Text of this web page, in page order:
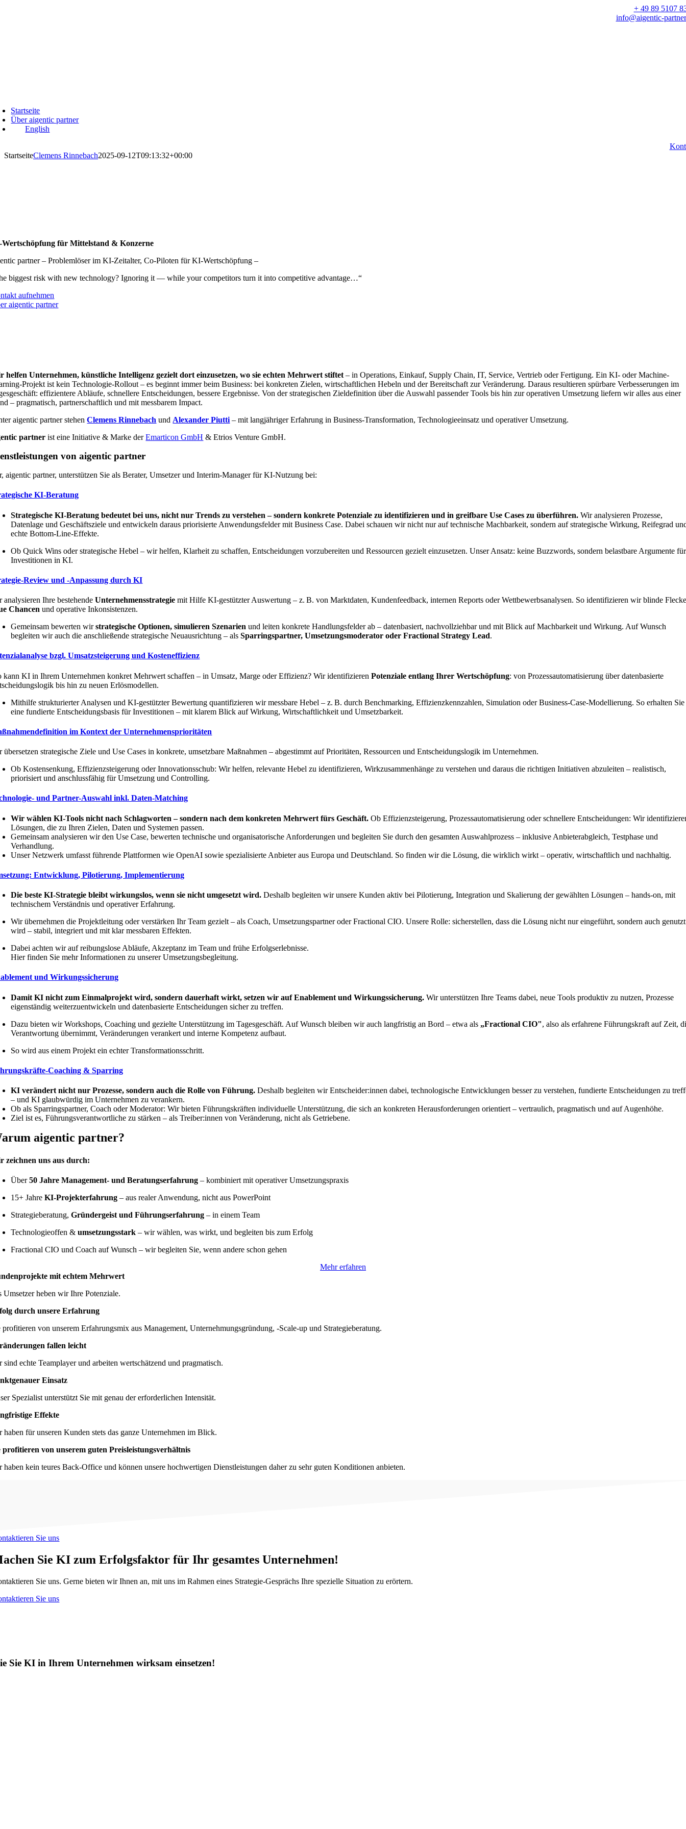
+ 49 89 5107
info@aigentic-
Startseite
Über aigentic partner
English
StartseiteClemens Rinnebach2025-09-12T09:13:32+00:00
für Mittelstand & Konzerne
partner – Problemlöser im KI-Zeitalter, Co-Piloten für KI-Wertschöpfung –
biggest risk with new technology? Ignoring it — while your competitors turn it into competitive advantage…“
aufnehmen
aigentic partner
helfen Unternehmen, künstliche Intelligenz gezielt dort einzusetzen, wo sie echten Mehrwert stiftet– in Operations, Einkauf, Supply Chain, IT, Service, Vertrieb oder Fertigung. Ein KI- oder Machine-
Projekt ist kein Technologie-Rollout – es beginnt immer beim Business: bei konkreten Zielen, wirtschaftlichen Hebeln und der Bereitschaft zur Veränderung. Daraus resultieren spürbare Verbesserungen im
effizientere Abläufe, schnellere Entscheidungen, bessere Ergebnisse. Von der strategischen Zieldefinition über die Auswahl passender Tools bis hin zur operativen Umsetzung liefern wir alles aus einer
– pragmatisch, partnerschaftlich und mit messbarem Impact.
aigentic partner stehenClemens Rinnebach und Alexander Piutti – mit langjähriger Erfahrung in Business-Transformation, Technologieeinsatz und operativer Umsetzung.
partner ist eine Initiative & Marke derEmarticon GmbH & Etrios Venture GmbH.
von aigentic partner
aigentic partner,unterstützen Sie als Berater, Umsetzer und Interim-Manager für KI-Nutzung bei:
KI-Beratung
Strategische KI-Beratung bedeutet bei uns, nicht nur Trends zu verstehen – sondern konkrete Potenziale zu identifizieren und in greifbare Use Cases zu überführen. Wir analysieren Prozesse,
Datenlage und Geschäftsziele und entwickeln daraus priorisierte Anwendungsfelder mit Business Case. Dabei schauen wir nicht nur auf technische Machbarkeit, sondern auf strategische Wirkung, Reifegrad
echte Bottom-Line-Effekte.
Ob Quick Wins oder strategische Hebel – wir helfen, Klarheit zu schaffen, Entscheidungen vorzubereiten und Ressourcen gezielt einzusetzen. Unser Ansatz: keine Buzzwords, sondern belastbare Argumente für
Investitionen in KI.
Review und -Anpassung durch KI
analysieren Ihre bestehendeUnternehmensstrategie mit Hilfe KI-gestützter Auswertung – z. B. von Marktdaten, Kundenfeedback, internen Reports oder Wettbewerbsanalysen. So identifizieren wir blinde
Chancen und operative Inkonsistenzen.
Gemeinsam bewerten wirstrategische Optionen, simulieren Szenarien und leiten konkrete Handlungsfelder ab – datenbasiert, nachvollziehbar und mit Blick auf Machbarkeit und Wirkung. Auf Wunsch
begleiten wir auch die anschließende strategische Neuausrichtung – alsSparringspartner, Umsetzungsmoderator oder Fractional Strategy Lead.
bzgl. Umsatzsteigerung und Kosteneffizienz
kann KI in Ihrem Unternehmen konkret Mehrwert schaffen – in Umsatz, Marge oder Effizienz? Wir identifizierenPotenziale entlang Ihrer Wertschöpfung: von Prozessautomatisierung über datenbasierte
bis hin zu neuen Erlösmodellen.
Mithilfe strukturierter Analysen und KI-gestützter Bewertung quantifizieren wir messbare Hebel – z. B. durch Benchmarking, Effizienzkennzahlen, Simulation oder Business-Case-Modellierung. So erhalten Sie
eine fundierte Entscheidungsbasis für Investitionen – mit klarem Blick auf Wirkung, Wirtschaftlichkeit und Umsetzbarkeit.
im Kontext der Unternehmensprioritäten
übersetzen strategische Ziele und Use Cases in konkrete, umsetzbare Maßnahmen – abgestimmt auf Prioritäten, Ressourcen und Entscheidungslogik im Unternehmen.
Ob Kostensenkung, Effizienzsteigerung oder Innovationsschub: Wir helfen, relevante Hebel zu identifizieren, Wirkzusammenhänge zu verstehen und daraus die richtigen Initiativen abzuleiten – realistisch,
priorisiert und anschlussfähig für Umsetzung und Controlling.
und Partner-Auswahl inkl. Daten-Matching
Wir wählen KI-Tools nicht nach Schlagworten – sondern nach dem konkreten Mehrwert fürs Geschäft. Ob Effizienzsteigerung, Prozessautomatisierung oder schnellere Entscheidungen: Wir
Lösungen, die zu Ihren Zielen, Daten und Systemen passen.
Gemeinsam analysieren wir den Use Case, bewerten technische und organisatorische Anforderungen und begleiten Sie durch den gesamten Auswahlprozess – inklusive Anbieterabgleich, Testphase und
Verhandlung.
Unser Netzwerk umfasst führende Plattformen wie OpenAI sowie spezialisierte Anbieter aus Europa und Deutschland. So finden wir die Lösung, die wirklich wirkt – operativ, wirtschaftlich und nachhaltig.
Entwicklung, Pilotierung, Implementierung
Die beste KI-Strategie bleibt wirkungslos, wenn sie nicht umgesetzt wird. Deshalb begleiten wir unsere Kunden aktiv bei Pilotierung, Integration und Skalierung der gewählten Lösungen – hands-on, mit
technischem Verständnis und operativer Erfahrung.
Wir übernehmen die Projektleitung oder verstärken Ihr Team gezielt – als Coach, Umsetzungspartner oder Fractional CIO. Unsere Rolle: sicherstellen, dass die Lösung nicht nur eingeführt, sondern auch genutzt
wird – stabil, integriert und mit klar messbaren Effekten.
Dabei achten wir auf reibungslose Abläufe, Akzeptanz im Team und frühe Erfolgserlebnisse.
Hier finden Sie mehr Informationen zu unserer Umsetzungsbegleitung.
und Wirkungssicherung
Damit KI nicht zum Einmalprojekt wird, sondern dauerhaft wirkt, setzen wir auf Enablement und Wirkungssicherung. Wir unterstützen Ihre Teams dabei, neue Tools produktiv zu nutzen, Prozesse
eigenständig weiterzuentwickeln und datenbasierte Entscheidungen sicher zu treffen.
Dazu bieten wir Workshops, Coaching und gezielte Unterstützung im Tagesgeschäft. Auf Wunsch bleiben wir auch langfristig an Bord – etwa als „Fractional CIO", also als erfahrene Führungskraft auf Zeit,
Verantwortung übernimmt, Veränderungen verankert und interne Kompetenz aufbaut.
So wird aus einem Projekt ein echter Transformationsschritt.
Coaching & Sparring
KI verändert nicht nur Prozesse, sondern auch die Rolle von Führung. Deshalb begleiten wir Entscheider:innen dabei, technologische Entwicklungen besser zu verstehen, fundierte Entscheidungen zu
– und KI glaubwürdig im Unternehmen zu verankern.
Ob als Sparringspartner, Coach oder Moderator: Wir bieten Führungskräften individuelle Unterstützung, die sich an konkreten Herausforderungen orientiert – vertraulich, pragmatisch und auf Augenhöhe.
Ziel ist es, Führungsverantwortliche zu stärken – als Treiber:innen von Veränderung, nicht als Getriebene.
aigentic partner?
zeichnen uns aus durch:
Über50 Jahre Management- und Beratungserfahrung – kombiniert mit operativer Umsetzungspraxis
15+ JahreKI-Projekterfahrung – aus realer Anwendung, nicht aus PowerPoint
Strategieberatung,Gründergeist und Führungserfahrung – in einem Team
Technologieoffen &umsetzungsstark – wir wählen, was wirkt, und begleiten bis zum Erfolg
Fractional CIO und Coach auf Wunsch – wir begleiten Sie, wenn andere schon gehen
Mehr erfahren
mit echtem Mehrwert
Umsetzer heben wir Ihre Potenziale.
durch unsere Erfahrung
profitieren von unserem Erfahrungsmix aus Management, Unternehmungsgründung, -Scale-up und Strategieberatung.
fallen leicht
sind echte Teamplayer und arbeiten wertschätzend und pragmatisch.
Einsatz
Spezialist unterstützt Sie mit genau der erforderlichen Intensität.
Effekte
haben für unseren Kunden stets das ganze Unternehmen im Blick.
profitieren von unserem guten Preisleistungsverhältnis
haben kein teures Back-Office und können unsere hochwertigen Dienstleistungen daher zu sehr guten Konditionen anbieten.
Sie uns
Sie KI zum Erfolgsfaktor für Ihr gesamtes Unternehmen!
Sie uns. Gerne bieten wir Ihnen an, mit uns im Rahmen eines Strategie-Gesprächs Ihre spezielle Situation zu erörtern.
Sie uns
Sie KI in Ihrem Unternehmen wirksam einsetzen!